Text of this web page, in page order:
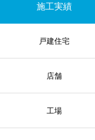
施工実績
戸建住宅
店舗
工場